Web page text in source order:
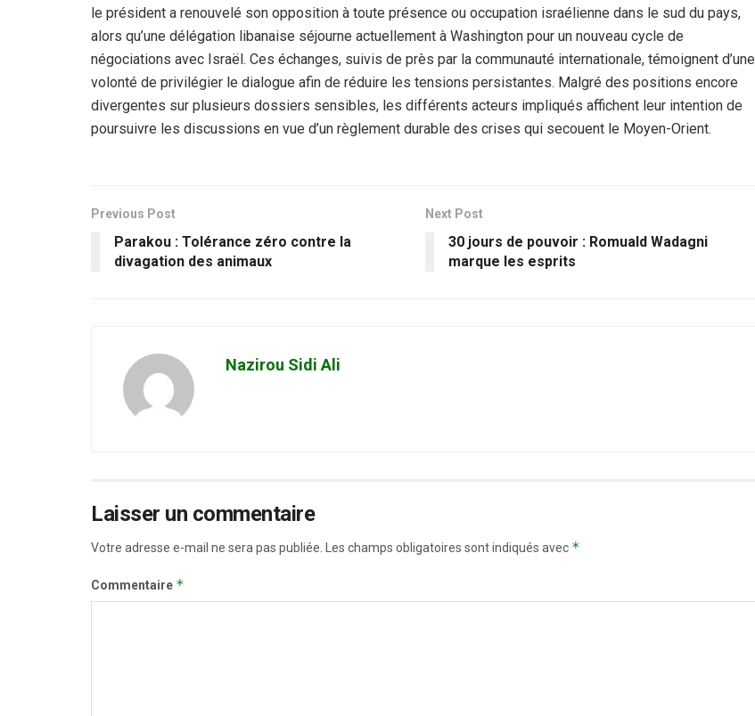
le président a renouvelé son opposition à toute présence ou occupation israélienne dans le sud du pays,
alors qu’une délégation libanaise séjourne actuellement à Washington pour un nouveau cycle de
négociations avec Israël. Ces échanges, suivis de près par la communauté internationale, témoignent d’une
volonté de privilégier le dialogue afin de réduire les tensions persistantes. Malgré des positions encore
divergentes sur plusieurs dossiers sensibles, les différents acteurs impliqués affichent leur intention de
poursuivre les discussions en vue d’un règlement durable des crises qui secouent le Moyen-Orient.
Previous Post
Parakou : Tolérance zéro contre la
divagation des animaux
Next Post
30 jours de pouvoir : Romuald Wadagni
marque les esprits
Nazirou Sidi Ali
Laisser un commentaire
Votre adresse e-mail ne sera pas publiée. Les champs obligatoires sont indiqués avec *
Commentaire *